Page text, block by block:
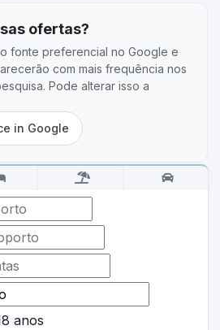
anos
ofertas?
fonte preferencial no Google e
com mais frequência nos
Pode alterar isso a
in Google